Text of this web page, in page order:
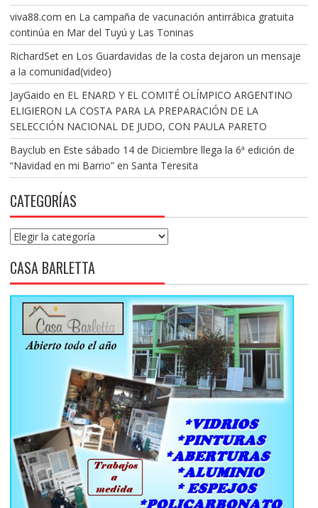
viva88.com en La campaña de vacunación antirrábica gratuita
continúa en Mar del Tuyú y Las Toninas
RichardSeten Los Guardavidas de la costa dejaron un mensaje
a la comunidad(video)
JayGaido en EL ENARD Y EL COMITÉ OLÍMPICO ARGENTINO
ELIGIERON LA COSTA PARA LA PREPARACIÓN DE LA
SELECCIÓN NACIONAL DE JUDO, CON PAULA PARETO
Bayclub en Este sábado 14 de Diciembre llega la 6ª edición de
“Navidad en mi Barrio” en Santa Teresita
CATEGORÍAS
Categorías
CASA BARLETTA